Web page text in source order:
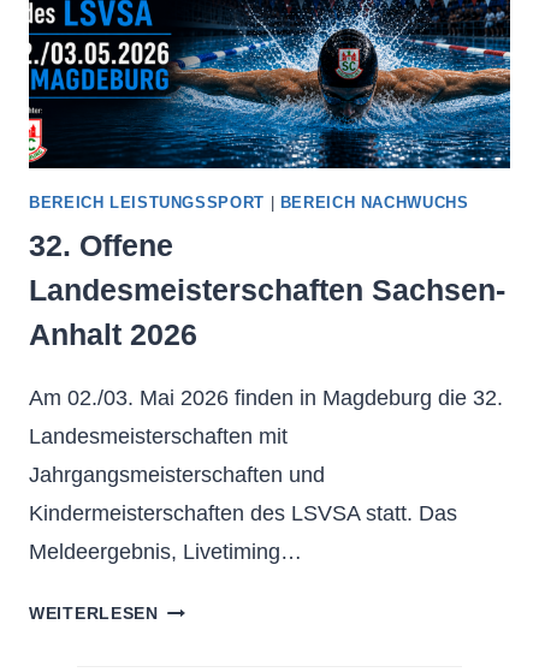
MAGDEBURG
2026
BEREICH LEISTUNGSSPORT BEREICH NACHWUCHS
32. Offene
Landesmeisterschaften Sachsen-
Anhalt 2026
Am 02./03. Mai 2026 finden in Magdeburg die 32.
Landesmeisterschaften mit
Jahrgangsmeisterschaften und
Kindermeisterschaften des LSVSA statt. Das
Meldeergebnis, Livetiming…
WEITERLESEN32.